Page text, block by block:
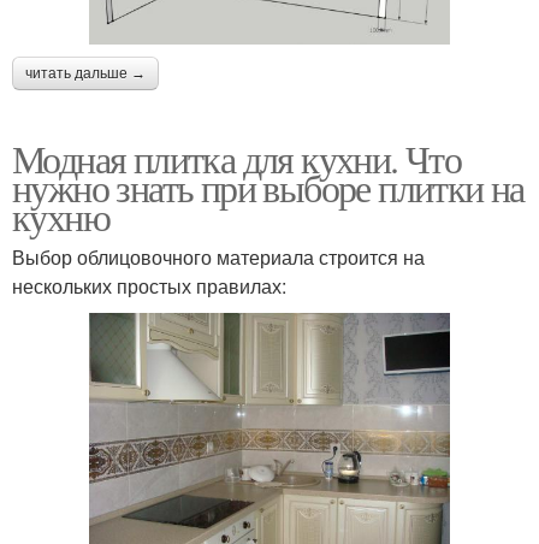
читать дальше →
Модная плитка для кухни. Что
нужно знать при выборе плитки на
кухню
Выбор облицовочного материала строится на
нескольких простых правилах: